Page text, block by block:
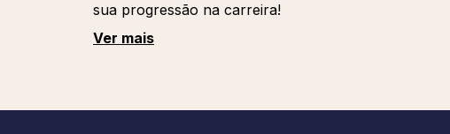
sua progressão na carreira!
Ver mais